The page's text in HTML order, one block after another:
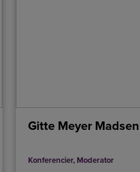
Gitte Meyer Madsen
Konferencier, Moderator